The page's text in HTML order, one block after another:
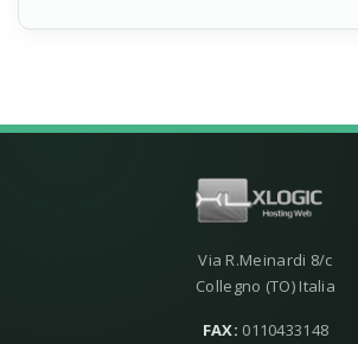
Via R.Meinardi 8/c
Collegno (TO) Italia
FAX: 0110433148